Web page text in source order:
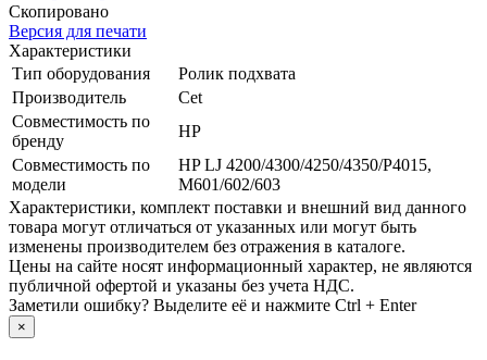
Скопировано
Версия для печати
Характеристики
Тип оборудования
Ролик подхвата
Производитель
Cet
Совместимость по
бренду
HP
Совместимость по
модели
HP LJ 4200/­4300/­4250/­4350/­P4015,
M601/­602/­603
Xарактеристики, комплект поставки и внешний вид данного
товара могут отличаться от указанных или могут быть
изменены производителем без отражения в каталоге.
Цены на сайте носят информационный характер, не являются
публичной офертой и указаны без учета НДС.
Заметили ошибку? Выделите её и нажмите Ctrl + Enter
×